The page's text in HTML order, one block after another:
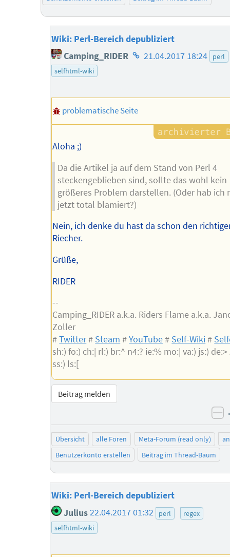
Wiki: Perl-Bereich depubliziert
Camping_RIDER Homepage
21.04.2017 18:24
perl
selfhtml-wiki
problematische Seite
Aloha ;)
Da die Artikel ja auf dem Stand von Perl 4
steckengeblieben sind, sollte das wohl kein
größeres Problem darstellen. (Oder hab ich
jetzt total blamiert?)
Nein, ich denke du hast da schon den
Riecher.
Grüße,
RIDER
--
Camping_RIDER a.k.a. Riders Flame a.k.a.
Zoller
#Twitter# Steam #YouTube# Self-Wiki#
sh:) fo:) ch:| rl:) br:^ n4:? ie:% mo:| va:) js:)
ss:) ls:[
Beitrag melden
Übersicht alle Foren Meta-Forum (read only)
Benutzerkonto erstellen
Beitrag im Thread-Baum
Wiki: Perl-Bereich depubliziert
Julius 22.04.2017 01:32 perl
regex
selfhtml-wiki